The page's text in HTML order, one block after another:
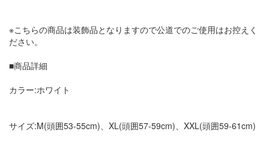
※こちらの商品は装飾品となりますので公道でのご使用はお控えく
ださい。
■商品詳細
カラー:ホワイト
サイズ:M(頭囲53-55cm)、XL(頭囲57-59cm)、XXL(頭囲59-61cm)